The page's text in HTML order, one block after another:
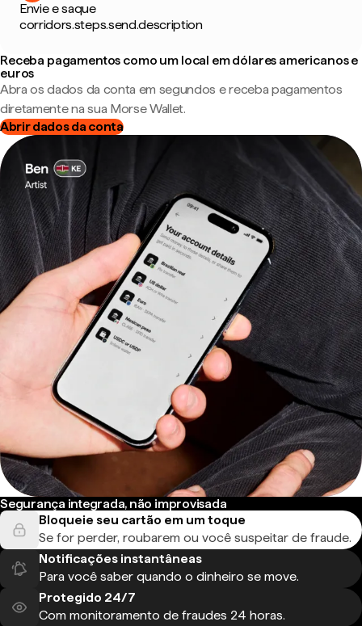
Envie e saque
corridors.steps.send.description
Receba pagamentos como um local em dólares americanos e
euros
Abra os dados da conta em segundos e receba pagamentos
diretamente na sua Morse Wallet.
Abrir dados da conta
Segurança integrada, não improvisada
Bloqueie seu cartão em um toque
Se for perder, roubarem ou você suspeitar de fraude.
Notificações instantâneas
Para você saber quando o dinheiro se move.
Protegido 24/7
Com monitoramento de fraudes 24 horas.